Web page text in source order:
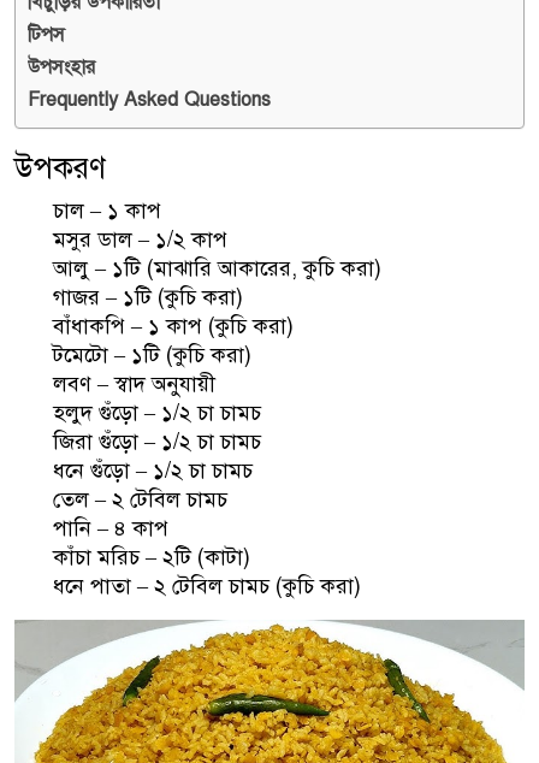
টিপস
উপসংহার
Frequently Asked Questions
উপকরণ
চাল – ১ কাপ
মসুর ডাল – ১/২ কাপ
আলু – ১টি (মাঝারি আকারের, কুচি করা)
গাজর – ১টি (কুচি করা)
বাঁধাকপি – ১ কাপ (কুচি করা)
টমেটো – ১টি (কুচি করা)
লবণ – স্বাদ অনুযায়ী
হলুদ গুঁড়ো – ১/২ চা চামচ
জিরা গুঁড়ো – ১/২ চা চামচ
ধনে গুঁড়ো – ১/২ চা চামচ
তেল – ২ টেবিল চামচ
পানি – ৪ কাপ
কাঁচা মরিচ – ২টি (কাটা)
ধনে পাতা – ২ টেবিল চামচ (কুচি করা)